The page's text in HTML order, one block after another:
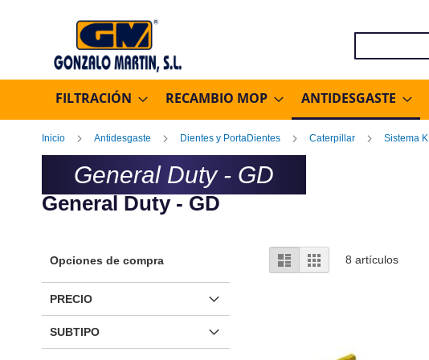
Buscar
FILTRACIÓN RECAMBIO MOP ANTIDESGASTE
Inicio Antidesgaste Dientes y PortaDientes Caterpillar Sistema K
General Duty - GD
General Duty - GD
Ver
como
Lista Parrilla
8 artículos
Opciones de compra
PRECIO
SUBTIPO